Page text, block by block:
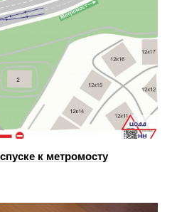
к метромосту